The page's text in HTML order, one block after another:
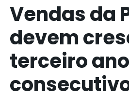
Vendas da
devem
terceiro ano